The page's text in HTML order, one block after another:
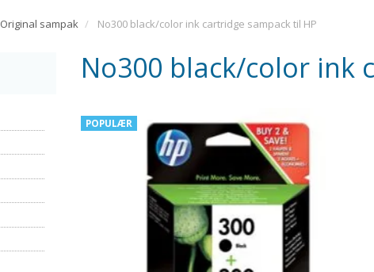
Original sampak No300 black/color ink cartridge sampack til HP
No300 black/color ink
POPULÆR